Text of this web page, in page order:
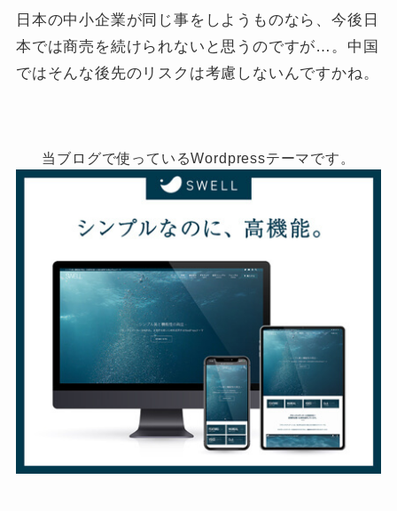
日本の中小企業が同じ事をしようものなら、今後日
本では商売を続けられないと思うのですが…。中国
ではそんな後先のリスクは考慮しないんですかね。
当ブログで使っているWordpressテーマです。